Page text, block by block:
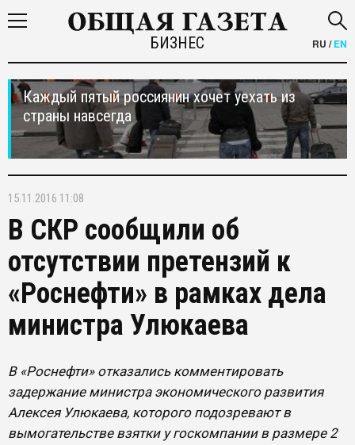
БИЗНЕС RU /EN
Каждый пятый россиянин хочет уехать из
страны навсегда
15.11.2016 11:08
В СКР сообщили об
отсутствии претензий к
«Роснефти» в рамках дела
министра Улюкаева
В «Роснефти» отказались комментировать
задержание министра экономического развития
Алексея Улюкаева, которого подозревают в
вымогательстве взятки у госкомпании в размере 2